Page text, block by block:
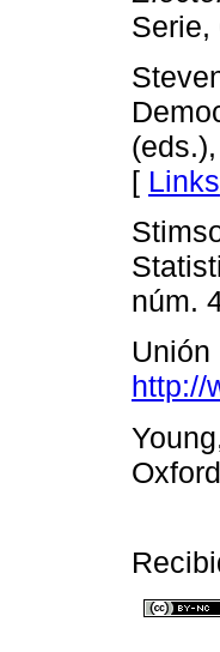
(eds.),
[ Links
núm.
Unión
http://